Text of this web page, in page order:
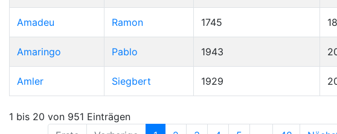
Amadeu Ramon 1745
Amaringo Pablo 1943
Amler Siegbert 1929
1 bis 20 von 951 Einträgen